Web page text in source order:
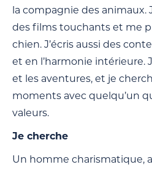
la compagnie des animaux.
des films touchants et me
chien. J’écris aussi des
et en l’harmonie intérieure.
et les aventures, et je
moments avec quelqu’un
valeurs.
Je cherche
Un homme charismatique,